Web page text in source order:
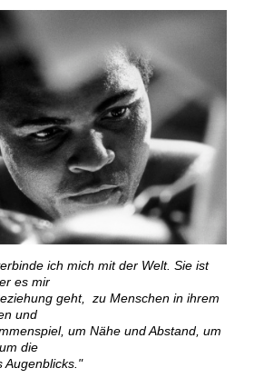
ich mich mit der Welt. Sie ist
es mir
geht, zu Menschen in ihrem
und
um Nähe und Abstand, um
die
Augenblicks."